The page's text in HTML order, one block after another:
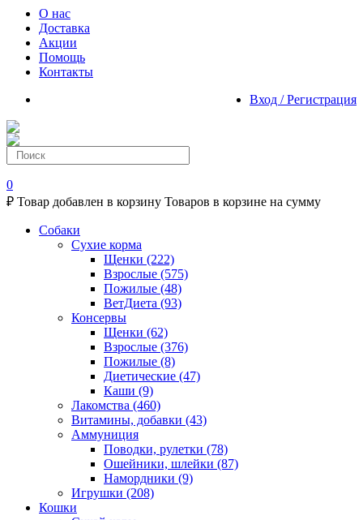
О нас
Доставка
Акции
Помощь
Контакты
Вход / Регистрация
0
₽ Товар добавлен в корзину Товаров в корзине на сумму
Собаки
Сухие корма
Щенки (222)
Взрослые (575)
Пожилые (48)
ВетДиета (93)
Консервы
Щенки (62)
Взрослые (376)
Пожилые (8)
Диетические (47)
Каши (9)
Лакомства (460)
Витамины, добавки (43)
Аммуниция
Поводки, рулетки (78)
Ошейники, шлейки (87)
Намордники (9)
Игрушки (208)
Кошки